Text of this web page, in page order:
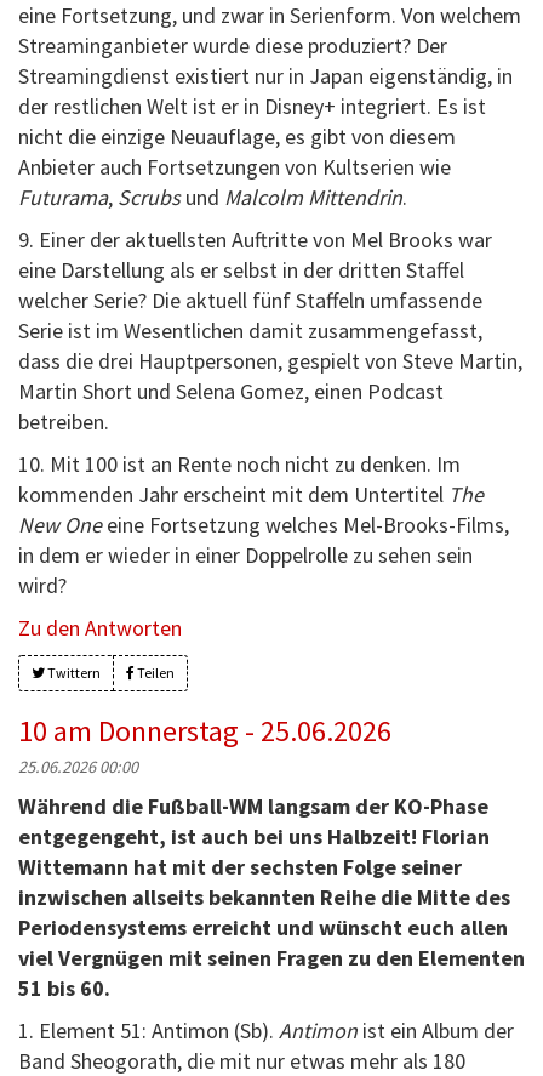
eine Fortsetzung, und zwar in Serienform. Von welchem
Streaminganbieter wurde diese produziert? Der
Streamingdienst existiert nur in Japan eigenständig, in
der restlichen Welt ist er in Disney+ integriert. Es ist
nicht die einzige Neuauflage, es gibt von diesem
Anbieter auch Fortsetzungen von Kultserien wie
Futurama, Scrubsund Malcolm Mittendrin.
9. Einer der aktuellsten Auftritte von Mel Brooks war
eine Darstellung als er selbst in der dritten Staffel
welcher Serie? Die aktuell fünf Staffeln umfassende
Serie ist im Wesentlichen damit zusammengefasst,
dass die drei Hauptpersonen, gespielt von Steve Martin,
Martin Short und Selena Gomez, einen Podcast
betreiben.
10. Mit 100 ist an Rente noch nicht zu denken. Im
kommenden Jahr erscheint mit dem Untertitel The
New Oneeine Fortsetzung welches Mel-Brooks-Films,
in dem er wieder in einer Doppelrolle zu sehen sein
wird?
Zu den Antworten
Twittern Teilen
10 am Donnerstag - 25.06.2026
25.06.2026 00:00
Während die Fußball-WM langsam der KO-Phase
entgegengeht, ist auch bei uns Halbzeit! Florian
Wittemann hat mit der sechsten Folge seiner
inzwischen allseits bekannten Reihe die Mitte des
Periodensystems erreicht und wünscht euch allen
viel Vergnügen mit seinen Fragen zu den Elementen
51 bis 60.
1. Element 51: Antimon (Sb). Antimon ist ein Album der
Band Sheogorath, die mit nur etwas mehr als 180